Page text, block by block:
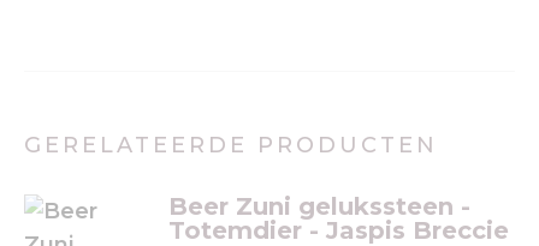
GERELATEERDE PRODUCTEN
Beer Zuni gelukssteen -
Totemdier - Jaspis Breccie